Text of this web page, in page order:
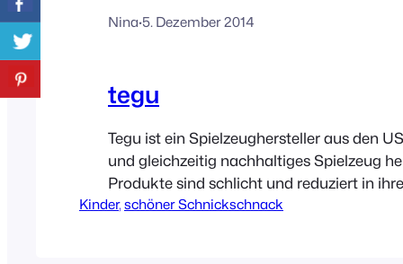
Nina·5. Dezember 2014
tegu
Tegu ist ein Spielzeughersteller aus den
und gleichzeitig nachhaltiges Spielzeug
Produkte sind schlicht und reduziert in
Formensprache, man kann aber mit
Kinder, schöner Schnickschnack